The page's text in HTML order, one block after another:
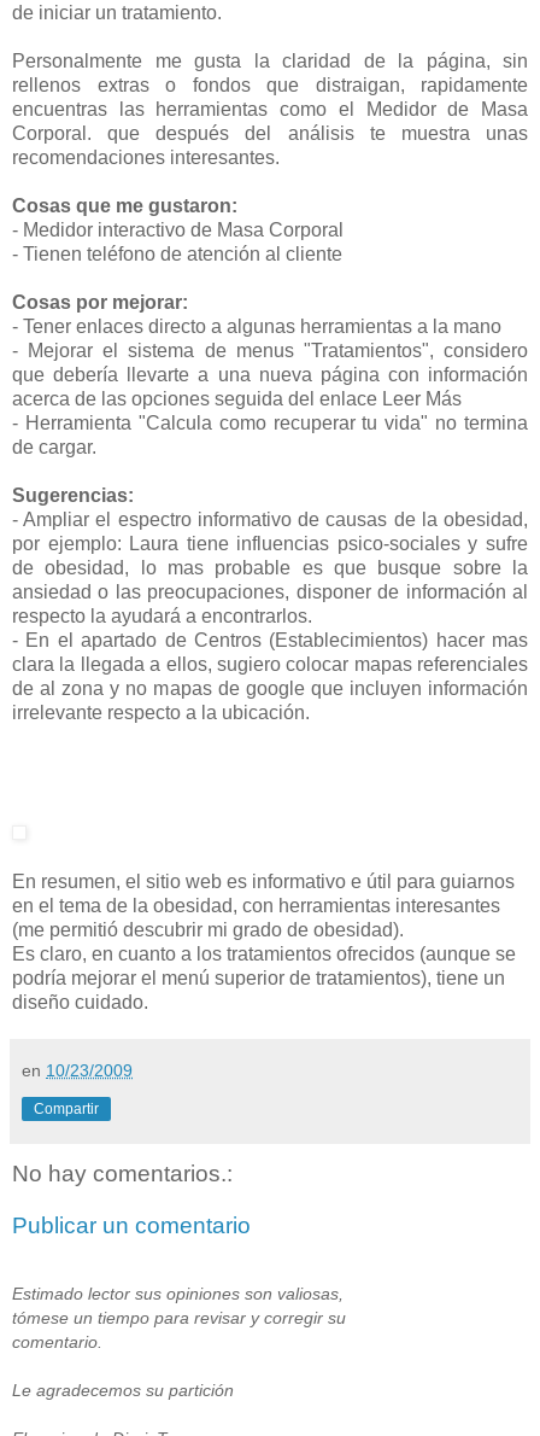
de iniciar un tratamiento.
Personalmente me gusta la claridad de la página, sin
rellenos extras o fondos que distraigan, rapidamente
encuentras las herramientas como el Medidor de Masa
Corporal. que después del análisis te muestra unas
recomendaciones interesantes.
Cosas que me gustaron:
- Medidor interactivo de Masa Corporal
- Tienen teléfono de atención al cliente
Cosas por mejorar:
- Tener enlaces directo a algunas herramientas a la mano
- Mejorar el sistema de menus "Tratamientos", considero
que debería llevarte a una nueva página con información
acerca de las opciones seguida del enlace Leer Más
- Herramienta "Calcula como recuperar tu vida" no termina
de cargar.
Sugerencias:
- Ampliar el espectro informativo de causas de la obesidad,
por ejemplo: Laura tiene influencias psico-sociales y sufre
de obesidad, lo mas probable es que busque sobre la
ansiedad o las preocupaciones, disponer de información al
respecto la ayudará a encontrarlos.
- En el apartado de Centros (Establecimientos) hacer mas
clara la llegada a ellos, sugiero colocar mapas referenciales
de al zona y no mapas de google que incluyen información
irrelevante respecto a la ubicación.
En resumen, el sitio web es informativo e útil para guiarnos
en el tema de la obesidad, con herramientas interesantes
(me permitió descubrir mi grado de obesidad).
Es claro, en cuanto a los tratamientos ofrecidos (aunque se
podría mejorar el menú superior de tratamientos), tiene un
diseño cuidado.
en 10/23/2009
Compartir
No hay comentarios.:
Publicar un comentario
Estimado lector sus opiniones son valiosas,
tómese un tiempo para revisar y corregir su
comentario.
Le agradecemos su partición